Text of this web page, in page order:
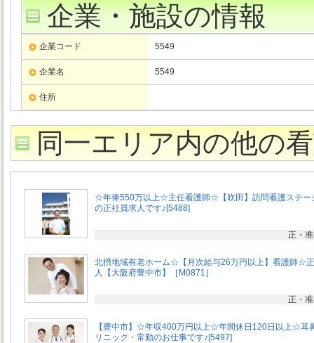
企業・施設の情報
企業コード 5549
企業名 5549
住所
同一エリア内の他の
☆年俸550万以上☆主任看護師☆【吹田】訪問看護ステー
の正社員求人です♪[5488]
正・
北摂地域有老ホーム☆【月次給与26万円以上】看護師☆
人【大阪府豊中市】［M0871］
正・
【豊中市】☆年収400万円以上☆年間休日120日以上☆耳
リニック・常勤のお仕事です♪[5497]